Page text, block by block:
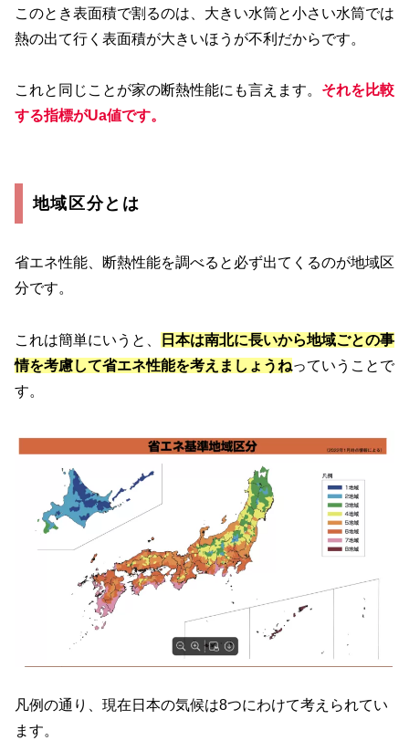
このとき表面積で割るのは、大きい水筒と小さい水筒では
熱の出て行く表面積が大きいほうが不利だからです。
これと同じことが家の断熱性能にも言えます。 それを比較
する指標がUa値です。
地域区分とは
省エネ性能、断熱性能を調べると必ず出てくるのが地域区
分です。
これは簡単にいうと、
日本は南北に長いから地域ごとの事
情を考慮して省エネ性能を考えましょうねっていうことで
す。
凡例の通り、現在日本の気候は8つにわけて考えられてい
ます。